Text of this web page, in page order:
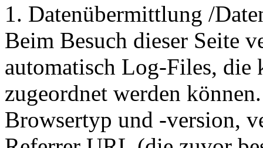
1. Datenübermittlung /
Beim Besuch dieser Seite
automatisch Log-Files, die
zugeordnet werden
Browsertyp und -version,